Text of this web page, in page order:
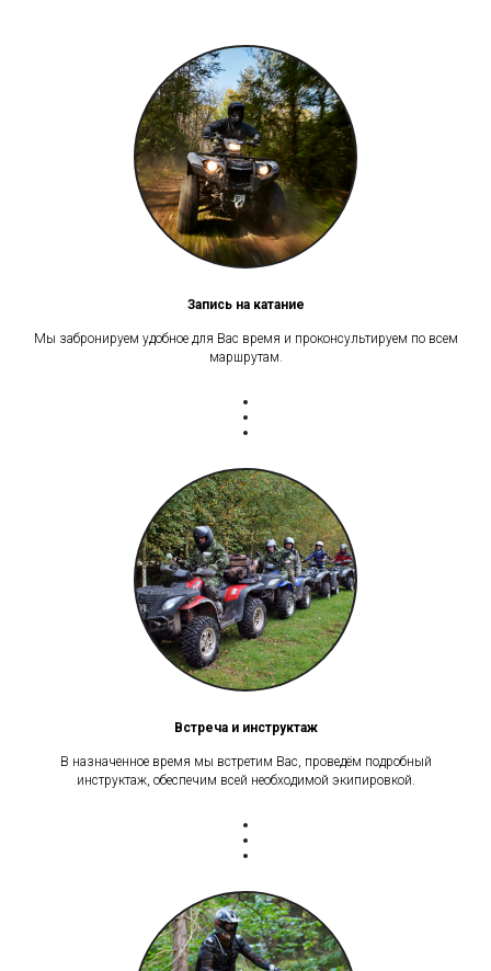
Запись на катание
Мы забронируем удобное для Вас время и проконсультируем по всем
маршрутам.
Встреча и инструктаж
В назначенное время мы встретим Вас, проведём подробный
инструктаж, обеспечим всей необходимой экипировкой.